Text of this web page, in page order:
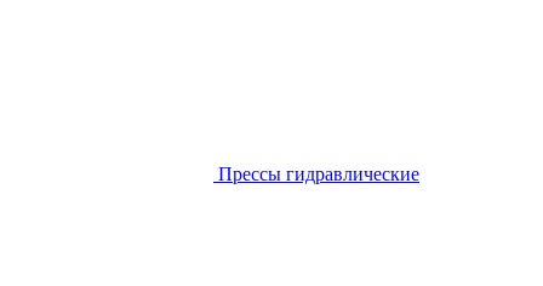
Прессы гидравлические